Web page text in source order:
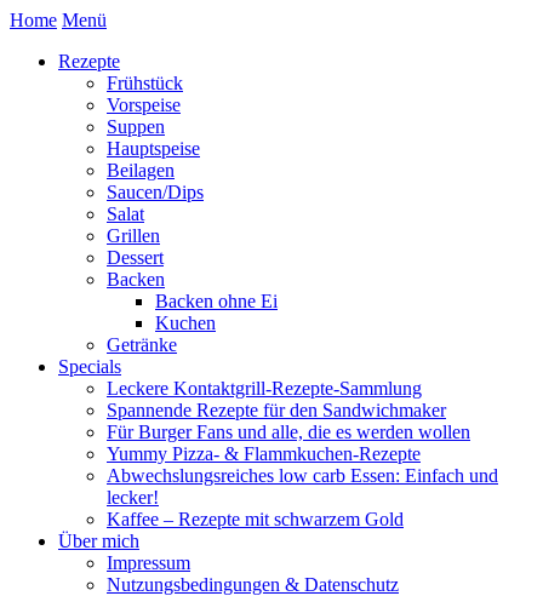
Home Menü
Rezepte
Frühstück
Vorspeise
Suppen
Hauptspeise
Beilagen
Saucen/Dips
Salat
Grillen
Dessert
Backen
Backen ohne Ei
Kuchen
Getränke
Specials
Leckere Kontaktgrill-Rezepte-Sammlung
Spannende Rezepte für den Sandwichmaker
Für Burger Fans und alle, die es werden wollen
Yummy Pizza- & Flammkuchen-Rezepte
Abwechslungsreiches low carb Essen: Einfach und
lecker!
Kaffee – Rezepte mit schwarzem Gold
Über mich
Impressum
Nutzungsbedingungen & Datenschutz